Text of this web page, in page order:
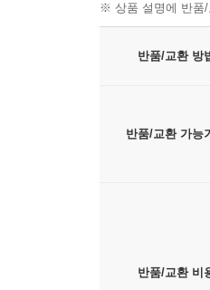
※ 상품 설명에 반품/
반품/교환 방
반품/교환 가능
반품/교환 비